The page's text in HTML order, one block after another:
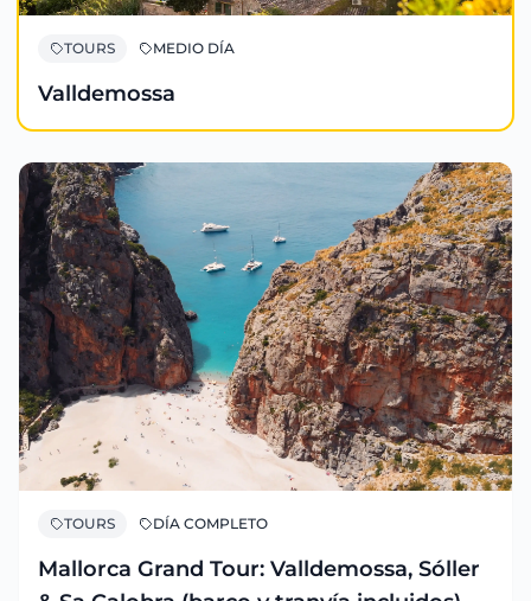
TOURS MEDIO DÍA
Valldemossa
TOURS DÍA COMPLETO
Mallorca Grand Tour: Valldemossa, Sóller